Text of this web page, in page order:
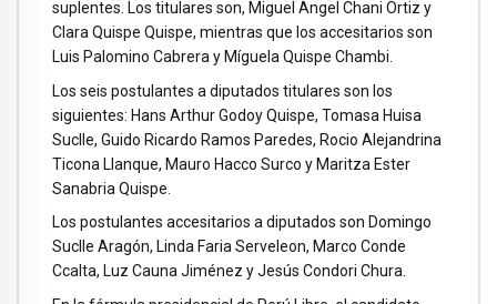
suplentes. Los titulares son, Miguel Angel Chani Ortiz y
Clara Quispe Quispe, mientras que los accesitarios son
Luis Palomino Cabrera y Míguela Quispe Chambi.
Los seis postulantes a diputados titulares son los
siguientes: Hans Arthur Godoy Quispe, Tomasa Huisa
Suclle, Guido Ricardo Ramos Paredes, Rocio Alejandrina
Ticona Llanque, Mauro Hacco Surco y Maritza Ester
Sanabria Quispe.
Los postulantes accesitarios a diputados son Domingo
Suclle Aragón, Linda Faria Serveleon, Marco Conde
Ccalta, Luz Cauna Jiménez y Jesús Condori Chura.